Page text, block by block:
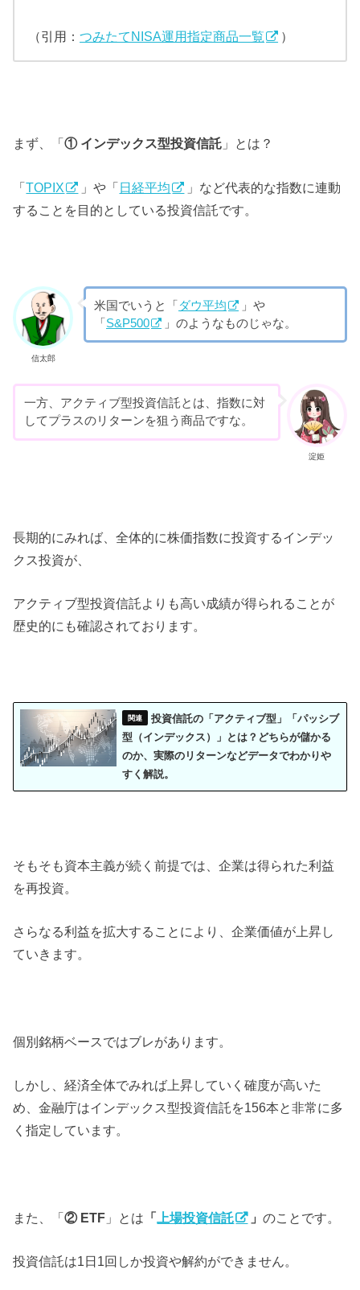
（引用：つみたてNISA運用指定商品一覧 ）
まず、「① インデックス型投資信託 」とは？
「TOPIX 」や「日経平均
」など代表的な指数に連動
することを目的としている投資信託です。
信太郎
米国でいうと「 ダウ平均
」や
「 S&P500 」のようなものじゃな。
淀姫
一方、アクティブ型投資信託とは、指数に対
してプラスのリターンを狙う商品ですな。
長期的にみれば、全体的に株価指数に投資するインデッ
クス投資が、
アクティブ型投資信託よりも高い成績が得られることが
歴史的にも確認されております。
投資信託の「アクティブ型」「パッシブ
型（インデックス）」とは？どちらが儲かる
のか、実際のリターンなどデータでわかりや
すく解説。
そもそも資本主義が続く前提では、企業は得られた利益
を再投資。
さらなる利益を拡大することにより、企業価値が上昇し
ていきます。
個別銘柄ベースではブレがあります。
しかし、経済全体でみれば上昇していく確度が高いた
め、金融庁はインデックス型投資信託を156本と非常に多
く指定しています。
また、「② ETF 」とは 「 上場投資信託 」のことです。
投資信託は1日1回しか投資や解約ができません。